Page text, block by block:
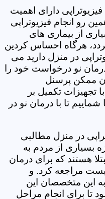
دارای اهمیت
رو انجام فیزیوتراپی
از بیماری های
هرگاه احساس کردین
در منزل دارید می
نو درخواست خود را
ممکن پرسنل
تجهیزات تکمیل بر
شماییم تا با درمان نو در
در منزل مطالبی
بسیاری از مردم به
هستند که برای درمان
مراجعه کرد. و
این متخصصان این
تا برای انجام مراحل